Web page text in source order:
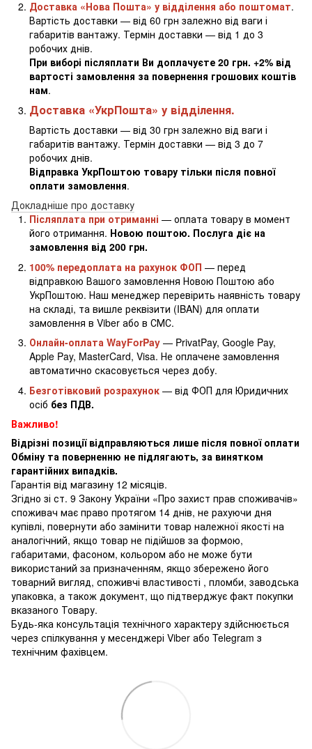
Доставка «Нова Пошта» у відділення або поштомат.
Вартість доставки — від 60 грн залежно від ваги і
габаритів вантажу. Термін доставки — від 1 до 3
робочих днів.
При виборі післяплати Ви доплачуєте 20 грн. +2% від
вартості замовлення за повернення грошових коштів
нам.
Доставка «УкрПошта» у відділення.
Вартість доставки — від 30 грн залежно від ваги і
габаритів вантажу. Термін доставки — від 3 до 7
робочих днів.
Відправка УкрПоштою товару тільки після повної
оплати замовлення.
Докладніше про доставку
Післяплата при отриманні — оплата товару в момент
його отримання. Новою поштою. Послуга діє на
замовлення від 200 грн.
100% передоплата на рахунок ФОП — перед
відправкою Вашого замовлення Новою Поштою або
УкрПоштою. Наш менеджер перевірить наявність товару
на складі, та вишле реквізити (IBAN) для оплати
замовлення в Viber або в СМС.
Онлайн-оплата WayForPay — PrivatPay, Google Pay,
Apple Pay, MasterCard, Visa. Не оплачене замовлення
автоматично скасовується через добу.
Безготівковий розрахунок — від ФОП для Юридичних
осіб без ПДВ.
Важливо!
Відрізні позиції відправляються лише після повної оплати
Обміну та поверненню не підлягають, за винятком
гарантійних випадків.
Гарантія від магазину 12 місяців.
Згідно зі ст. 9 Закону України «Про захист прав споживачів»
споживач має право протягом 14 днів, не рахуючи дня
купівлі, повернути або замінити товар належної якості на
аналогічний, якщо товар не підійшов за формою,
габаритами, фасоном, кольором або не може бути
використаний за призначенням, якщо збережено його
товарний вигляд, споживчі властивості , пломби, заводська
упаковка, а також документ, що підтверджує факт покупки
вказаного Товару.
Будь-яка консультація технічного характеру здійснюється
через спілкування у месенджері Viber або Telegram з
технічним фахівцем.